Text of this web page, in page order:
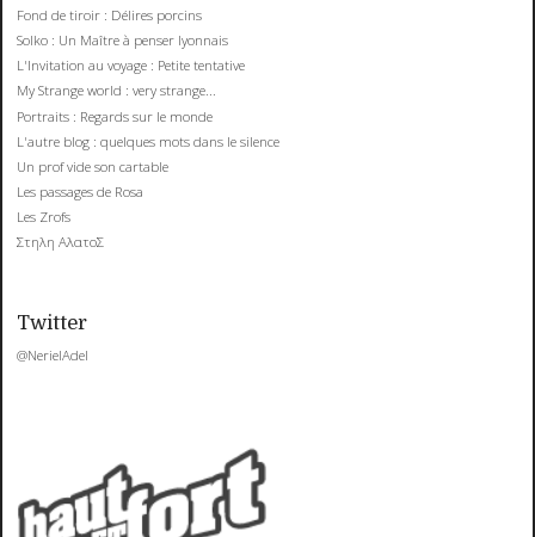
Fond de tiroir : Délires porcins
Solko : Un Maître à penser lyonnais
L'Invitation au voyage : Petite tentative
My Strange world : very strange...
Portraits : Regards sur le monde
L'autre blog : quelques mots dans le silence
Un prof vide son cartable
Les passages de Rosa
Les Zrofs
Στηλη ΑλατοΣ
Twitter
@NerielAdel